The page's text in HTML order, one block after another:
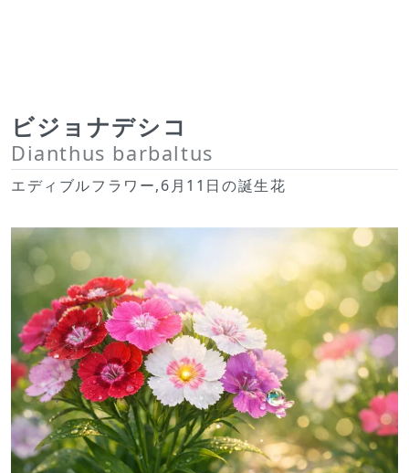
ビジョナデシコ
Dianthus barbaltus
エディブルフラワー,6月11日の誕生花